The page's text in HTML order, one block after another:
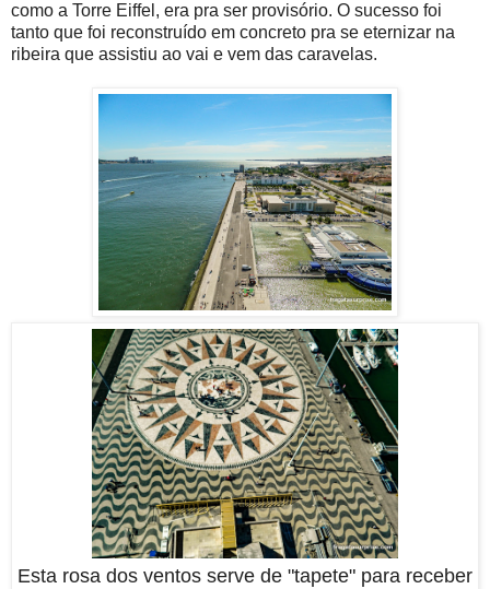
como a Torre Eiffel, era pra ser provisório. O sucesso foi
tanto que foi reconstruído em concreto pra se eternizar na
ribeira que assistiu ao vai e vem das caravelas.
Esta rosa dos ventos serve de "tapete" para receber